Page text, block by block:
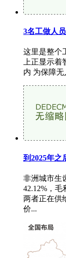
3名工做人
这里是整个
上正显示着
内 为保障
到2025年之
非洲城市生
42.12%，毛
两者正在供
价...